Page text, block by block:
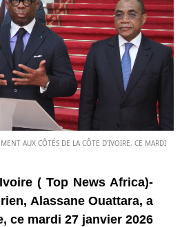
AUX CÔTÉS DE LA CÔTE D’IVOIRE, CE MARDI
( Top News Africa)-
Alassane Ouattara, a
ce mardi 27 janvier 2026